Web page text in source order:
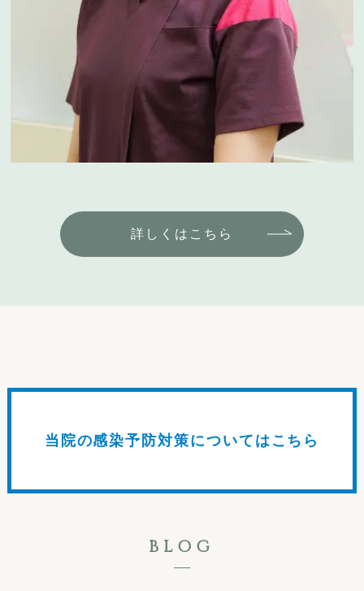
詳しくはこちら
当院の感染予防対策についてはこちら
BLOG